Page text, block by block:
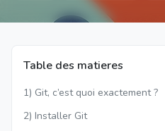
Table des matieres
1) Git, c’est quoi exactement ?
2) Installer Git